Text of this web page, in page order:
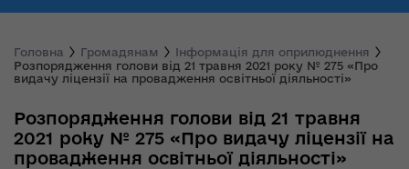
Головна Громадянам
Інформація для оприлюднення
Розпорядження голови від 21 травня 2021 року № 275 «Про
видачу ліцензії на провадження освітньої діяльності»
Розпорядження голови від 21 травня
2021 року № 275 «Про видачу ліцензії на
провадження освітньої діяльності»